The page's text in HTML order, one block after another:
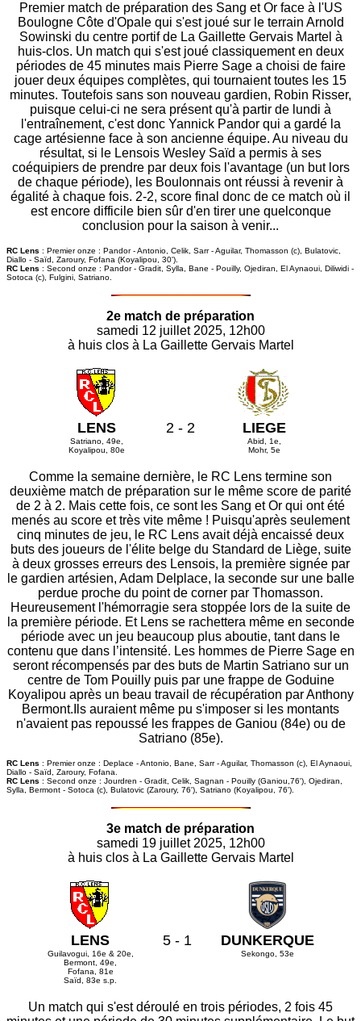
Premier match de préparation des Sang et Or face à l'US
Boulogne Côte d'Opale qui s'est joué sur le terrain Arnold
Sowinski du centre portif de La Gaillette Gervais Martel à
huis-clos. Un match qui s'est joué classiquement en deux
périodes de 45 minutes mais Pierre Sage a choisi de faire
jouer deux équipes complètes, qui tournaient toutes les 15
minutes. Toutefois sans son nouveau gardien, Robin Risser,
puisque celui-ci ne sera présent qu'à partir de lundi à
l'entraînement, c'est donc Yannick Pandor qui a gardé la
cage artésienne face à son ancienne équipe. Au niveau du
résultat, si le Lensois Wesley Saïd a permis à ses
coéquipiers de prendre par deux fois l'avantage (un but lors
de chaque période), les Boulonnais ont réussi à revenir à
égalité à chaque fois. 2-2, score final donc de ce match où il
est encore difficile bien sûr d'en tirer une quelconque
conclusion pour la saison à venir...
RC Lens : Premier onze : Pandor - Antonio, Celik, Sarr - Aguilar, Thomasson (c), Bulatovic,
Diallo - Saïd, Zaroury, Fofana (Koyalipou, 30').
RC Lens : Second onze : Pandor - Gradit, Sylla, Bane - Pouilly, Ojediran, El Aynaoui, Diliwidi -
Sotoca (c), Fulgini, Satriano.
2e match de préparation
samedi 12 juillet 2025, 12h00
à huis clos à La Gaillette Gervais Martel
LENS
Satriano, 49e,
Koyalipou, 80e
2 - 2 LIEGE
Abid, 1e,
Mohr, 5e
Comme la semaine dernière, le RC Lens termine son
deuxième match de préparation sur le même score de parité
de 2 à 2. Mais cette fois, ce sont les Sang et Or qui ont été
menés au score et très vite même ! Puisqu'après seulement
cinq minutes de jeu, le RC Lens avait déjà encaissé deux
buts des joueurs de l'élite belge du Standard de Liège, suite
à deux grosses erreurs des Lensois, la première signée par
le gardien artésien, Adam Delplace, la seconde sur une balle
perdue proche du point de corner par Thomasson.
Heureusement l'hémorragie sera stoppée lors de la suite de
la première période. Et Lens se rachettera même en seconde
période avec un jeu beaucoup plus aboutie, tant dans le
contenu que dans l’intensité. Les hommes de Pierre Sage en
seront récompensés par des buts de Martin Satriano sur un
centre de Tom Pouilly puis par une frappe de Goduine
Koyalipou après un beau travail de récupération par Anthony
Bermont.Ils auraient même pu s'imposer si les montants
n'avaient pas repoussé les frappes de Ganiou (84e) ou de
Satriano (85e).
RC Lens : Premier onze : Deplace - Antonio, Bane, Sarr - Aguilar, Thomasson (c), El Aynaoui,
Diallo - Saïd, Zaroury, Fofana.
RC Lens : Second onze : Jourdren - Gradit, Celik, Sagnan - Pouilly (Ganiou,76'), Ojediran,
Sylla, Bermont - Sotoca (c), Bulatovic (Zaroury, 76'), Satriano (Koyalipou, 76').
3e match de préparation
samedi 19 juillet 2025, 12h00
à huis clos à La Gaillette Gervais Martel
LENS
Guilavogui, 16e & 20e,
Bermont, 49e,
Fofana, 81e
Saïd, 83e s.p.
5 - 1 DUNKERQUE
Sekongo, 53e
Un match qui s'est déroulé en trois périodes, 2 fois 45